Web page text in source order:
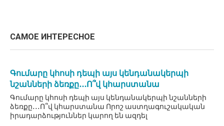
САМОЕ ИНТЕРЕСНОЕ
Գումարը կհոսի դեպի այս կենդանակերպի
նշանների ձեռքը․․․Ո՞վ կհարստանա
Գումարը կհոսի դեպի այս կենդանակերպի նշանների
ձեռքը․․․Ո՞վ կհարստանա Որոշ աստղագուշակական
իրադարձություններ կարող են ազդել